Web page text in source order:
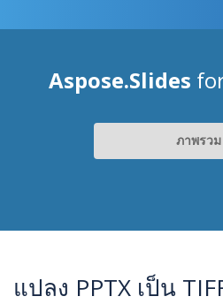
Aspose.Slides
ภาพรวม
แปลง PPTX เป็น